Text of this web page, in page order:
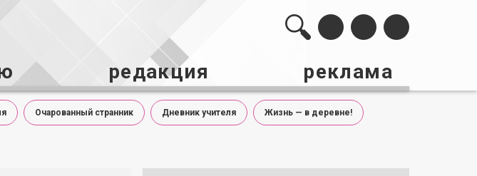
редакция реклама
Очарованный странник Дневник учителя Жизнь — в деревне!